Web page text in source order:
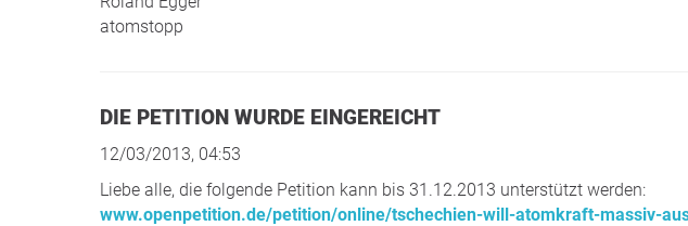
atomstopp
DIE PETITION WURDE EINGEREICHT
12/03/2013, 04:53
Liebe alle, die folgende Petition kann bis 31.12.2013 unterstützt werden:
www.openpetition.de/petition/online/tschechien-will-atomkraft-massiv-